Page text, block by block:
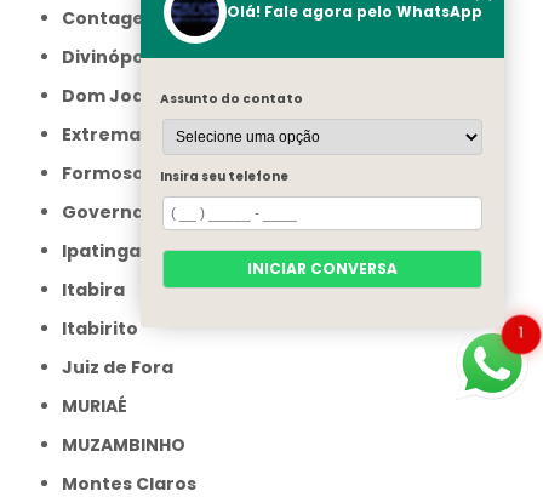
Contagem
Divinópolis
Dom Joaquim
Extrema
Formoso
Governador Valadares
Ipatinga
Itabira
Itabirito
Juiz de Fora
MURIAÉ
MUZAMBINHO
Montes Claros
1
Olá! Fale agora pelo WhatsApp
Assunto do contato
Insira seu telefone
INICIAR CONVERSA